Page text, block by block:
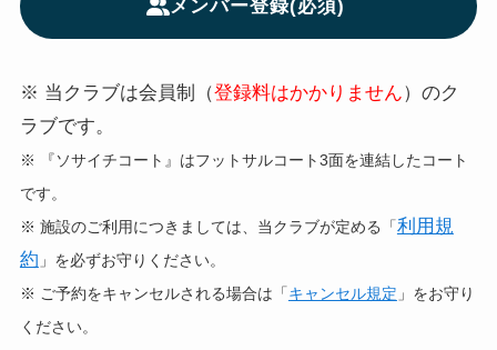
メンバー登録(必須)
※ 当クラブは会員制（登録料はかかりません）のク
ラブです。
※ 『ソサイチコート』はフットサルコート3面を連結したコート
です。
※ 施設のご利用につきましては、当クラブが定める「利用規
約 」を必ずお守りください。
※ ご予約をキャンセルされる場合は「キャンセル規定 」をお守り
ください。